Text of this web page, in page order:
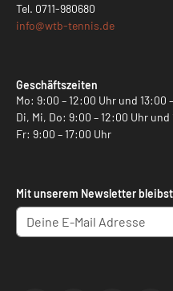
Tel. 0711-980680
info@wtb-tennis.de
Geschäftszeiten
Mo: 9:00 – 12:00 Uhr und 13:00
Di, Mi, Do: 9:00 – 12:00 Uhr und
Fr: 9:00 – 17:00 Uhr
Mit unserem Newsletter